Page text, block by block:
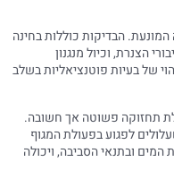
הבדיקות כוללות בחינה
הצנרת, וכיול מנגנון
של בעיות פוטנציאליות בשלב
תחזוקה פשוטה אך חשובה.
לפגוע בפעולת המגוף
המים ובתנאי הסביבה, ויכולה